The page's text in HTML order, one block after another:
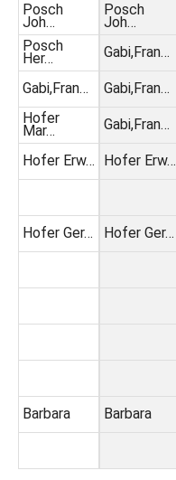
Posch
Joh…
Posch
Her…
Gabi,Fran…
Hofer
Mar…
Hofer Erw…
Hofer Ger…
Barbara
Posch
Joh…
Gabi,Fran…
Gabi,Fran…
Gabi,Fran…
Hofer Erw…
Hofer Ger…
Barbara